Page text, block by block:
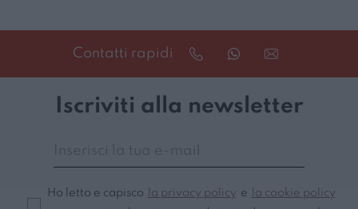
Contatti rapidi
Iscriviti alla newsletter
Ho letto e capisco la privacy policy e
la cookie policy